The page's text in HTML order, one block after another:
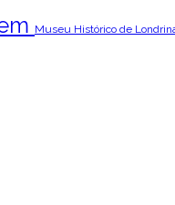
Museu Histórico de